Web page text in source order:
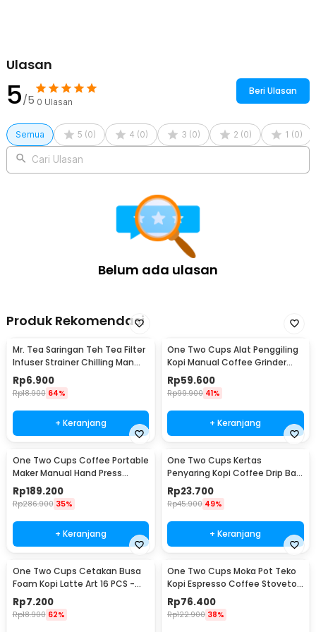
Ulasan
5/5 0 Ulasan
Beri Ulasan
Semua 5 (0) 4 (0) 3 (0) 2 (0) 1 (0)
Cari Ulasan
Belum ada ulasan
Produk Rekomendasi
Mr. Tea Saringan Teh Tea Filter
Infuser Strainer Chilling Man
Silicon - MR03
Rp6.900
Rp18.900 64%
+ Keranjang
One Two Cups Alat Penggiling
Kopi Manual Coffee Grinder
Portable - WFCG9800
Rp59.600
Rp99.900 41%
+ Keranjang
One Two Cups Coffee Portable
Maker Manual Hand Press
Espresso 300ml - T35066
Rp189.200
Rp286.900 35%
+ Keranjang
One Two Cups Kertas
Penyaring Kopi Coffee Drip Bag
Paper Filter 50PCS - T111
Rp23.700
Rp45.900 49%
+ Keranjang
One Two Cups Cetakan Busa
Foam Kopi Latte Art 16 PCS -
JJYE01
Rp7.200
Rp18.900 62%
One Two Cups Moka Pot Teko
Kopi Espresso Coffee Stovetop
6 Cup 300ml - Z20
Rp76.400
Rp122.900 38%